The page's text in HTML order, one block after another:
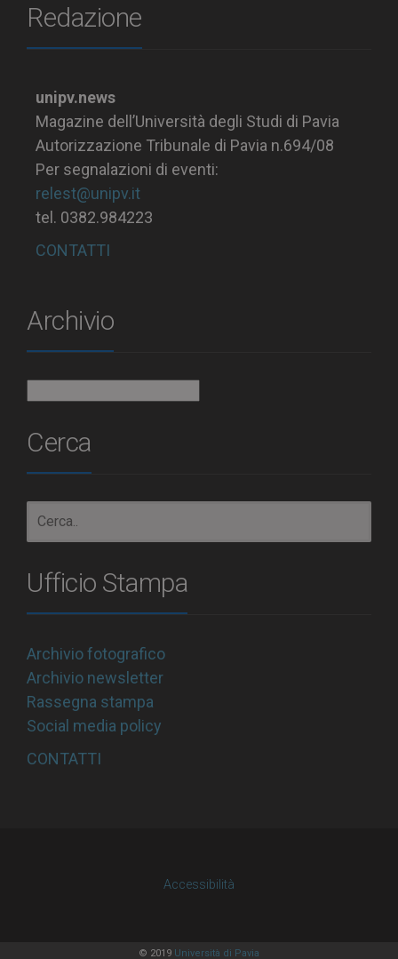
Redazione
unipv.news
Magazine dell’Università degli Studi di Pavia
Autorizzazione Tribunale di Pavia n.694/08
Per segnalazioni di eventi:
relest@unipv.it
tel. 0382.984223
CONTATTI
Archivio
Cerca
Ufficio Stampa
Archivio fotografico
Archivio newsletter
Rassegna stampa
Social media policy
CONTATTI
Accessibilità
© 2019 Università di Pavia